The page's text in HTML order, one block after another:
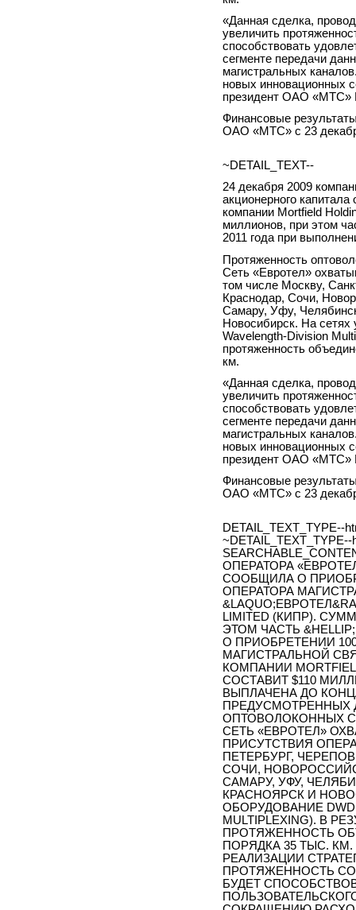
«Данная сделка,
увеличить
способствовать
сегменте передачи
магистральных
новых инновационных
президент ОАО
Финансовые
ОАО «МТС» с 23
~DETAIL_TEXT--
24 декабря 2009
акционерного
компании Mortfield
миллионов, при этом
2011 года при
Протяженность
Сеть «Евротел»
том числе Москву,
Краснодар, Сочи,
Самару, Уфу,
Новосибирск. На сетях
Wavelength-Division
протяженность
км.
«Данная сделка,
увеличить
способствовать
сегменте передачи
магистральных
новых инновационных
президент ОАО
Финансовые
ОАО «МТС» с 23
DETAIL_TEXT_TYPE--
~DETAIL_TEXT_TYPE--
ОПЕРАТОРА
СООБЩИЛА О
ОПЕРАТОРА
LIMITED (КИПР).
ЭТОМ ЧАСТЬ
О ПРИОБРЕТЕНИИ
МАГИСТРАЛЬНОЙ
КОМПАНИИ
СОСТАВИТ $110
ВЫПЛАЧЕНА ДО
ПРЕДУСМОТРЕННЫХ
ОПТОВОЛОКОННЫХ
СЕТЬ «ЕВРОТЕЛ»
ПРИСУТСТВИЯ
ПЕТЕРБУРГ,
СОЧИ,
САМАРУ, УФУ,
КРАСНОЯРСК И
ОБОРУДОВАНИЕ
MULTIPLEXING). В
ПРОТЯЖЕННОСТЬ
ПОРЯДКА 35 ТЫС.
РЕАЛИЗАЦИИ
ПРОТЯЖЕННОСТЬ
БУДЕТ